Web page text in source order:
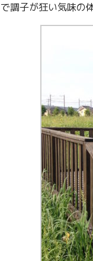
で調子が狂い気味の